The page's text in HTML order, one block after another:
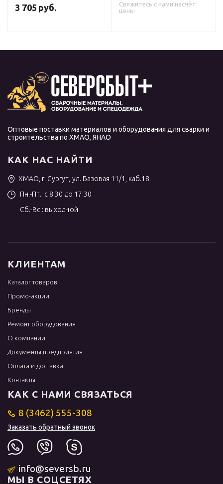
3 705 руб.
DRATEC
Свяжитесь с нами насчёт
цены
Оптовые поставки материалов и оборудования для сварки и
строительства по ХМАО, ЯНАО
КАК НАС НАЙТИ
ХМАО, г. Сургут, ул. Базовая 11/1, каб.18
Пн.-Пт.: с 8:30 до 17:30
Сб.-Вс.: выходной
КЛИЕНТАМ
Каталог товаров
Промо-акции
Бренды
Ремонт оборудования
О компании
Документы предприятия
Оплата и доставка
Контакты
КАК С НАМИ СВЯЗАТЬСЯ
8 (3462) 555-308
Заказать обратный звонок
info@seversb.ru
МЫ В СОЦСЕТЯХ